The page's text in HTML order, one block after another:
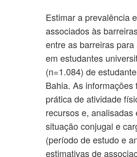
Estimar a prevalência
associados às
entre as barreiras
em estudantes
(n=1.084) de
Bahia. As
prática de atividade
recursos e,
situação conjugal e
(período de estudo e
estimativas de